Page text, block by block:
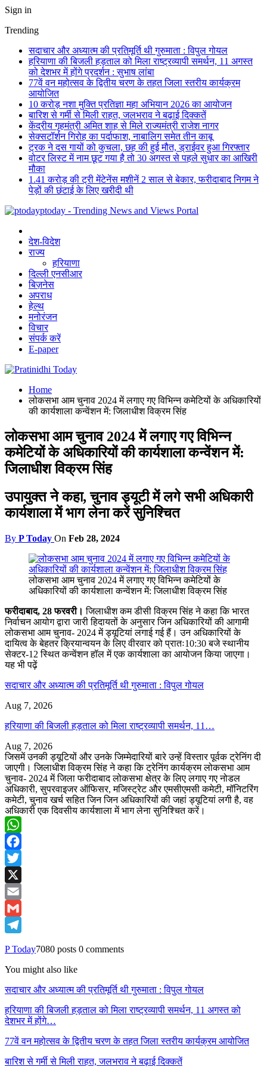
Sign in
Trending
सदाचार और अध्यात्म की प्रतिमूर्ति थी गुरुमाता : विपुल गोयल
हरियाणा की बिजली हड़ताल को मिला राष्ट्रव्यापी समर्थन, 11 अगस्त
को देशभर में होंगे प्रदर्शन : सुभाष लांबा
77वें वन महोत्सव के द्वितीय चरण के तहत जिला स्तरीय कार्यक्रम
आयोजित
10 करोड़ नशा मुक्ति प्रतिज्ञा महा अभियान 2026 का आयोजन
बारिश से गर्मी से मिली राहत, जलभराव ने बढ़ाई दिक्कतें
केंद्रीय गृहमंत्री अमित शाह से मिले राज्यमंत्री राजेश नागर
सेक्सटॉर्शन गिरोह का पर्दाफाश, नाबालिग समेत तीन काबू
ट्रक ने दस गायों को कुचला, छह की हुई मौत, ड्राईवर हुआ गिरफ्तार
वोटर लिस्ट में नाम छूट गया है तो 30 अगस्त से पहले सुधार का आखिरी
मौका
1.41 करोड़ की ट्री मेंटेनेंस मशीनें 2 साल से बेकार, फरीदाबाद निगम ने
पेड़ों की छंटाई के लिए खरीदी थी
ptoday - Trending News and Views Portal
देश-विदेश
राज्य
हरियाणा
दिल्ली एनसीआर
बिज़नेस
अपराध
हेल्थ
मनोरंजन
विचार
संपर्क करें
E-paper
Home
लोकसभा आम चुनाव 2024 में लगाए गए विभिन्न कमेटियों के अधिकारियों
की कार्यशाला कन्वेंशन में: जिलाधीश विक्रम सिंह
लोकसभा आम चुनाव 2024 में लगाए गए विभिन्न
कमेटियों के अधिकारियों की कार्यशाला कन्वेंशन में:
जिलाधीश विक्रम सिंह
उपायुक्त ने कहा, चुनाव ड्यूटी में लगे सभी अधिकारी
कार्यशाला में भाग लेना करें सुनिश्चित
By P Today On Feb 28, 2024
लोकसभा आम चुनाव 2024 में लगाए गए विभिन्न कमेटियों के
अधिकारियों की कार्यशाला कन्वेंशन में: जिलाधीश विक्रम सिंह
फरीदाबाद, 28 फरवरी। जिलाधीश कम डीसी विक्रम सिंह ने कहा कि भारत
निर्वाचन आयोग द्वारा जारी हिदायतों के अनुसार जिन अधिकारियों की आगामी
लोकसभा आम चुनाव- 2024 में ड्यूटियां लगाई गई हैं। उन अधिकारियों के
दायित्व के बेहतर क्रियान्वयन के लिए वीरवार को प्रातः10:30 बजे स्थानीय
सेक्टर-12 स्थित कन्वेंशन हॉल में एक कार्यशाला का आयोजन किया जाएगा।
यह भी पढ़ें
सदाचार और अध्यात्म की प्रतिमूर्ति थी गुरुमाता : विपुल गोयल
Aug 7, 2026
हरियाणा की बिजली हड़ताल को मिला राष्ट्रव्यापी समर्थन, 11…
Aug 7, 2026
जिसमें उनकी ड्यूटियों और उनके जिम्मेदारियों बारे उन्हें विस्तार पूर्वक ट्रेनिंग दी
जाएगी। जिलाधीश विक्रम सिंह ने कहा कि ट्रेनिंग कार्यक्रम लोकसभा आम
चुनाव- 2024 में जिला फरीदाबाद लोकसभा क्षेत्र के लिए लगाए गए नोडल
अधिकारी, सुपरवाइजर ऑफिसर, मजिस्ट्रेट और एमसीएमसी कमेटी, मॉनिटरिंग
कमेटी, चुनाव खर्च सहित जिन जिन अधिकारियों की जहां ड्यूटियां लगी है, वह
अधिकारी एक दिवसीय कार्यशाला में भाग लेना सुनिश्चित करें।
WhatsApp
Facebook
Twitter
X
Email
Gmail
P Today7080 posts 0 comments
You might also like
सदाचार और अध्यात्म की प्रतिमूर्ति थी गुरुमाता : विपुल गोयल
हरियाणा की बिजली हड़ताल को मिला राष्ट्रव्यापी समर्थन, 11 अगस्त को
देशभर में होंगे…
77वें वन महोत्सव के द्वितीय चरण के तहत जिला स्तरीय कार्यक्रम आयोजित
बारिश से गर्मी से मिली राहत, जलभराव ने बढ़ाई दिक्कतें